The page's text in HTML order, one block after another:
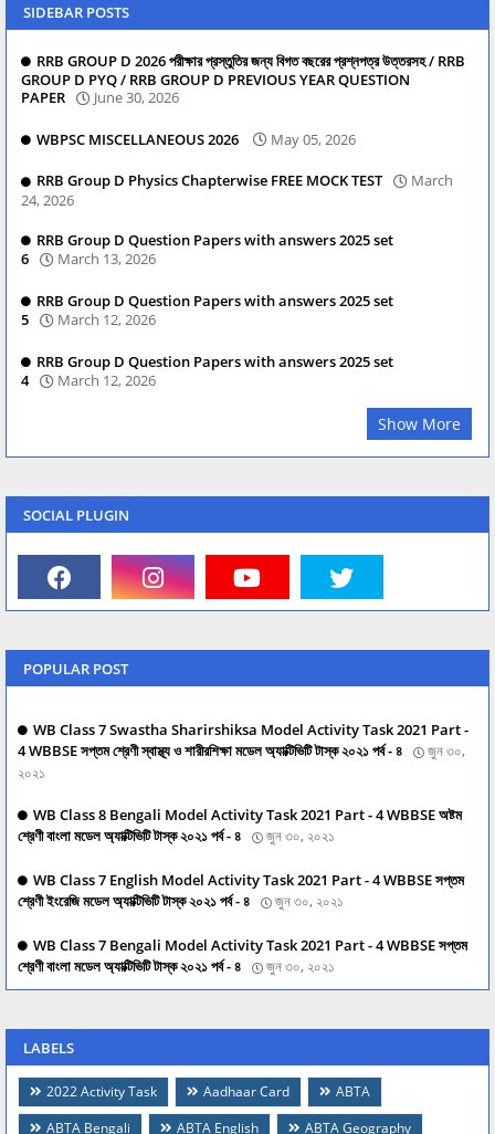
SIDEBAR POSTS
RRB GROUP D 2026 পরীক্ষার প্রস্তুতির জন্য বিগত বছরের প্রশ্নপত্র উত্তরসহ / RRB
GROUP D PYQ / RRB GROUP D PREVIOUS YEAR QUESTION
PAPER
June 30, 2026
WBPSC MISCELLANEOUS 2026 May 05, 2026
RRB Group D Physics Chapterwise FREE MOCK TEST
March
24, 2026
RRB Group D Question Papers with answers 2025 set
6
March 13, 2026
RRB Group D Question Papers with answers 2025 set
5
March 12, 2026
RRB Group D Question Papers with answers 2025 set
4
March 12, 2026
Show More
SOCIAL PLUGIN
POPULAR POST
WB Class 7 Swastha Sharirshiksa Model Activity Task 2021 Part -
4 WBBSE সপ্তম শ্রেণী স্বাস্থ্য ও শারীরশিক্ষা মডেল অ্যাক্টিভিটি টাস্ক ২০২১ পর্ব - ৪
জুন ৩০,
২০২১
WB Class 8 Bengali Model Activity Task 2021 Part - 4 WBBSE অষ্টম
শ্রেণী বাংলা মডেল অ্যাক্টিভিটি টাস্ক ২০২১ পর্ব - ৪
জুন ৩০, ২০২১
WB Class 7 English Model Activity Task 2021 Part - 4 WBBSE সপ্তম
শ্রেণী ইংরেজি মডেল অ্যাক্টিভিটি টাস্ক ২০২১ পর্ব - ৪
জুন ৩০, ২০২১
WB Class 7 Bengali Model Activity Task 2021 Part - 4 WBBSE সপ্তম
শ্রেণী বাংলা মডেল অ্যাক্টিভিটি টাস্ক ২০২১ পর্ব - ৪
জুন ৩০, ২০২১
LABELS
2022 Activity Task Aadhaar Card
ABTA
ABTA Bengali
ABTA English ABTA Geography